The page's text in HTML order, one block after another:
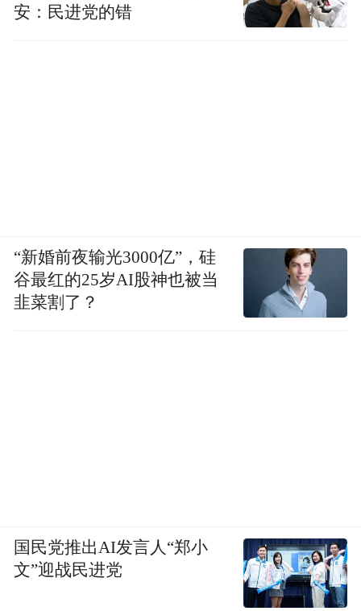
安：民进党的错
“新婚前夜输光3000亿”，硅
谷最红的25岁AI股神也被当
韭菜割了？
国民党推出AI发言人“郑小
文”迎战民进党